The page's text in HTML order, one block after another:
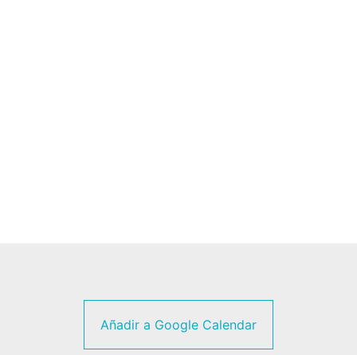
Añadir a Google Calendar